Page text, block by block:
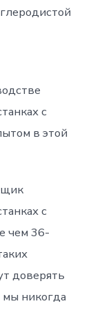
с
в этой
с
чем 36-
доверять
мы никогда